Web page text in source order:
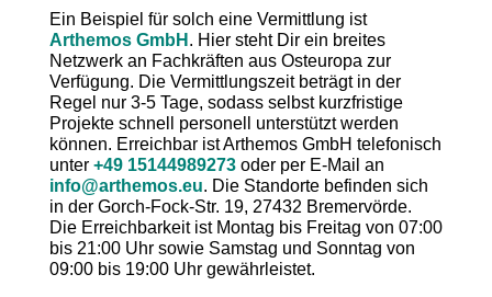
Ein Beispiel für solch eine Vermittlung ist
Arthemos GmbH . Hier steht Dir ein breites
Netzwerk an Fachkräften aus Osteuropa zur
Verfügung. Die Vermittlungszeit beträgt in der
Regel nur 3-5 Tage, sodass selbst kurzfristige
Projekte schnell personell unterstützt werden
können. Erreichbar ist Arthemos GmbH telefonisch
unter +49 15144989273oder per E-Mail an
info@arthemos.eu. Die Standorte befinden sich
in der Gorch-Fock-Str. 19, 27432 Bremervörde.
Die Erreichbarkeit ist Montag bis Freitag von 07:00
bis 21:00 Uhr sowie Samstag und Sonntag von
09:00 bis 19:00 Uhr gewährleistet.